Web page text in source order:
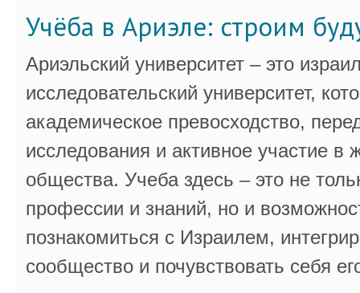
Учёба в Ариэле: строим
Ариэльский университет – это
исследовательский университет,
академическое превосходство,
исследования и активное участие в
общества. Учеба здесь – это не
профессии и знаний, но и
познакомиться с Израилем,
сообщество и почувствовать себя